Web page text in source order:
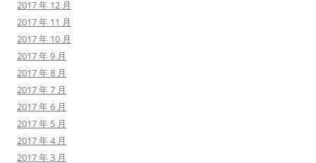
2017 年 12 月
2017 年 11 月
2017 年 10 月
2017 年 9 月
2017 年 8 月
2017 年 7 月
2017 年 6 月
2017 年 5 月
2017 年 4 月
2017 年 3 月